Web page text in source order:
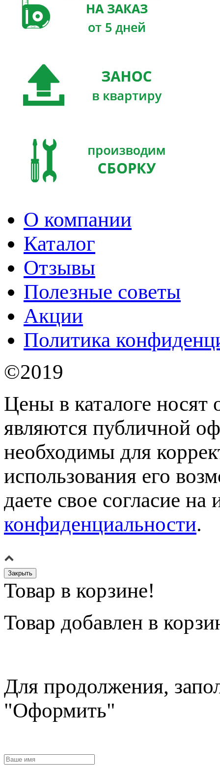
О компании
Каталог
Отзывы
Полезные советы
Акции
Политика
©2019
Цены в каталоге носят
являются публичной
необходимы для
использования его
даете свое согласие
конфиденциальности.
Закрыть
Товар в корзине!
Товар добавлен в
Для продолжения,
"Оформить"